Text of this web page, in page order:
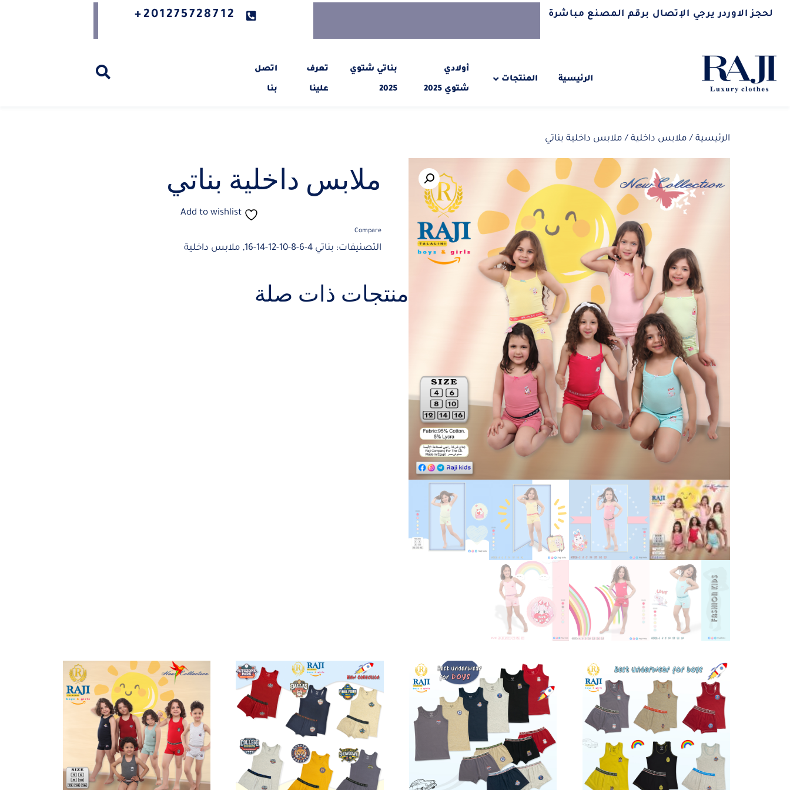
لحجز الاوردر يرجي الإتصال برقم المصنع مباشرة 201275728712+
الرئيسية المنتجات
أولادي
شتوي 2025
بناتي شتوي
2025
تعرف
علينا
اتصل
بنا
الرئيسية / ملابس داخلية / ملابس داخلية بناتي
ملابس داخلية بناتي
Add to wishlist
Compare
التصنيفات: بناتي 4-6-8-10-12-14-16 , ملابس داخلية
منتجات ذات صلة